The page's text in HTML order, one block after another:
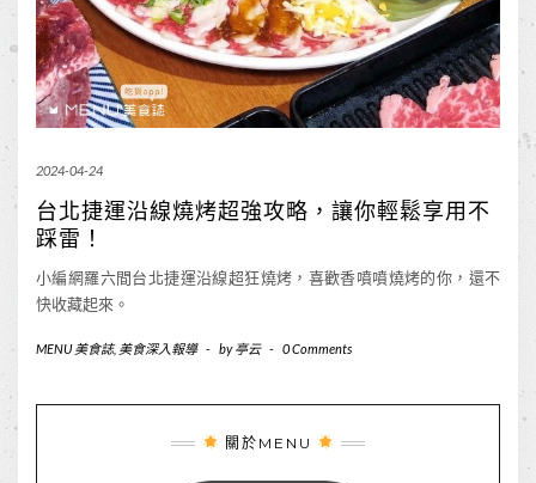
2024-04-24
台北捷運沿線燒烤超強攻略，讓你輕鬆享用不
踩雷！
小編網羅六間台北捷運沿線超狂燒烤，喜歡香噴噴燒烤的你，還不
快收藏起來。
MENU 美食誌, 美食深入報導 - by亭云 - 0 Comments
關於MENU